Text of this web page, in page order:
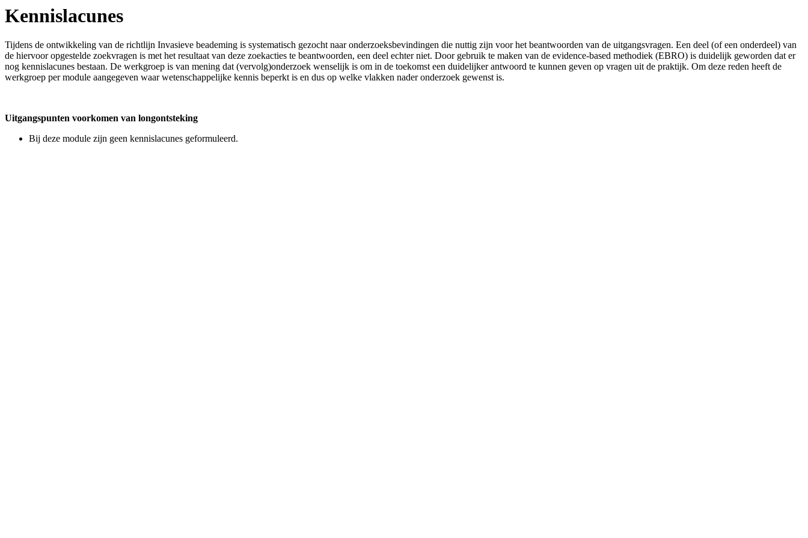
Kennislacunes
Tijdens de ontwikkeling van de richtlijn Invasieve beademing is systematisch gezocht naar onderzoeksbevindingen die nuttig zijn voor het beantwoorden van de uitgangsvragen. Een deel (of een onderdeel) van
de hiervoor opgestelde zoekvragen is met het resultaat van deze zoekacties te beantwoorden, een deel echter niet. Door gebruik te maken van de evidence-based methodiek (EBRO) is duidelijk geworden dat er
nog kennislacunes bestaan. De werkgroep is van mening dat (vervolg)onderzoek wenselijk is om in de toekomst een duidelijker antwoord te kunnen geven op vragen uit de praktijk. Om deze reden heeft de
werkgroep per module aangegeven waar wetenschappelijke kennis beperkt is en dus op welke vlakken nader onderzoek gewenst is.
Uitgangspunten voorkomen van longontsteking
Bij deze module zijn geen kennislacunes geformuleerd.